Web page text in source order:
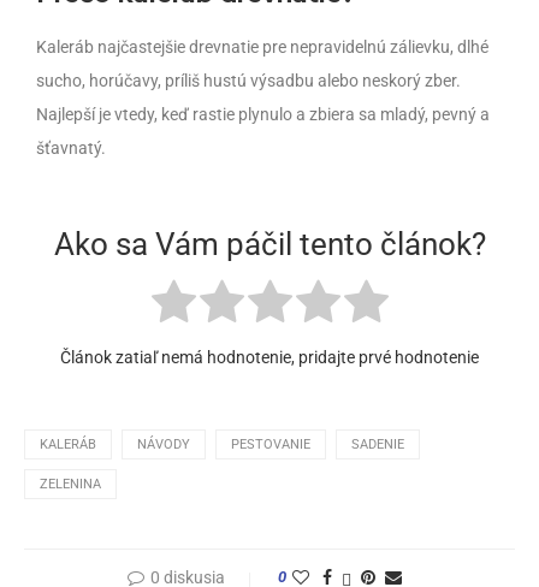
Kaleráb najčastejšie drevnatie pre nepravidelnú zálievku, dlhé
sucho, horúčavy, príliš hustú výsadbu alebo neskorý zber.
Najlepší je vtedy, keď rastie plynulo a zbiera sa mladý, pevný a
šťavnatý.
Ako sa Vám páčil tento článok?
Článok zatiaľ nemá hodnotenie, pridajte prvé hodnotenie
KALERÁB NÁVODY PESTOVANIE SADENIE
ZELENINA
0 diskusia 0